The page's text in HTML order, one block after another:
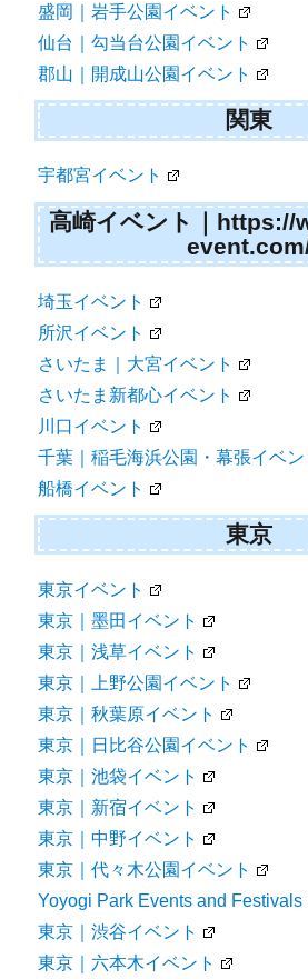
盛岡｜岩手公園イベント
仙台｜勾当台公園イベント
郡山｜開成山公園イベント
関東
宇都宮イベント
高崎イベント｜https://
埼玉イベント
所沢イベント
さいたま｜大宮イベント
さいたま新都心イベント
川口イベント
千葉｜稲毛海浜公園・幕張イベン
船橋イベント
東京
東京イベント
東京｜墨田イベント
東京｜浅草イベント
東京｜上野公園イベント
東京｜秋葉原イベント
東京｜日比谷公園イベント
東京｜池袋イベント
東京｜新宿イベント
東京｜中野イベント
東京｜代々木公園イベント
Yoyogi Park Events and Festivals
東京｜渋谷イベント
東京｜六本木イベント